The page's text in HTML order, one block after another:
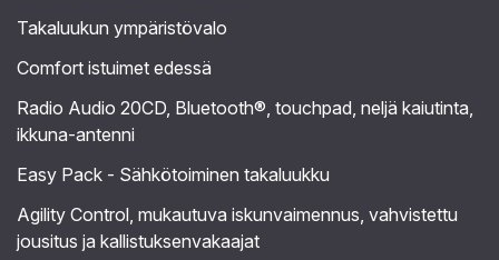
Takaluukun ympäristövalo
Comfort istuimet edessä
Radio Audio 20CD, Bluetooth®, touchpad, neljä kaiutinta,
ikkuna-antenni
Easy Pack - Sähkötoiminen takaluukku
Agility Control, mukautuva iskunvaimennus, vahvistettu
jousitus ja kallistuksenvakaajat